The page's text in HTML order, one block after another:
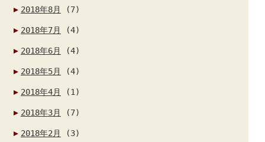
2018年8月 (7)
2018年7月 (4)
2018年6月 (4)
2018年5月 (4)
2018年4月 (1)
2018年3月 (7)
2018年2月 (3)